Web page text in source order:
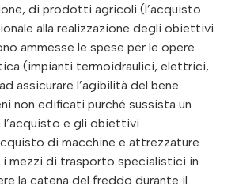
di prodotti agricoli (l’acquisto
alla realizzazione degli obiettivi
ammesse le spese per le opere
(impianti termoidraulici, elettrici,
assicurare l’agibilità del bene.
non edificati purché sussista un
e gli obiettivi
di macchine e attrezzature
i mezzi di trasporto specialistici in
la catena del freddo durante il